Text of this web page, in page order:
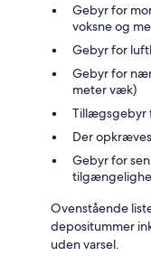
Gebyr for
voksne og
Gebyr for
Gebyr for
meter væk)
Tillægsgebyr
Der
Gebyr for
Ovenstående
depositummer
uden varsel.